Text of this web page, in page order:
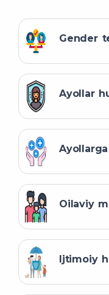
Gender
Ayollar
Oilaviy
Ijtimoiy